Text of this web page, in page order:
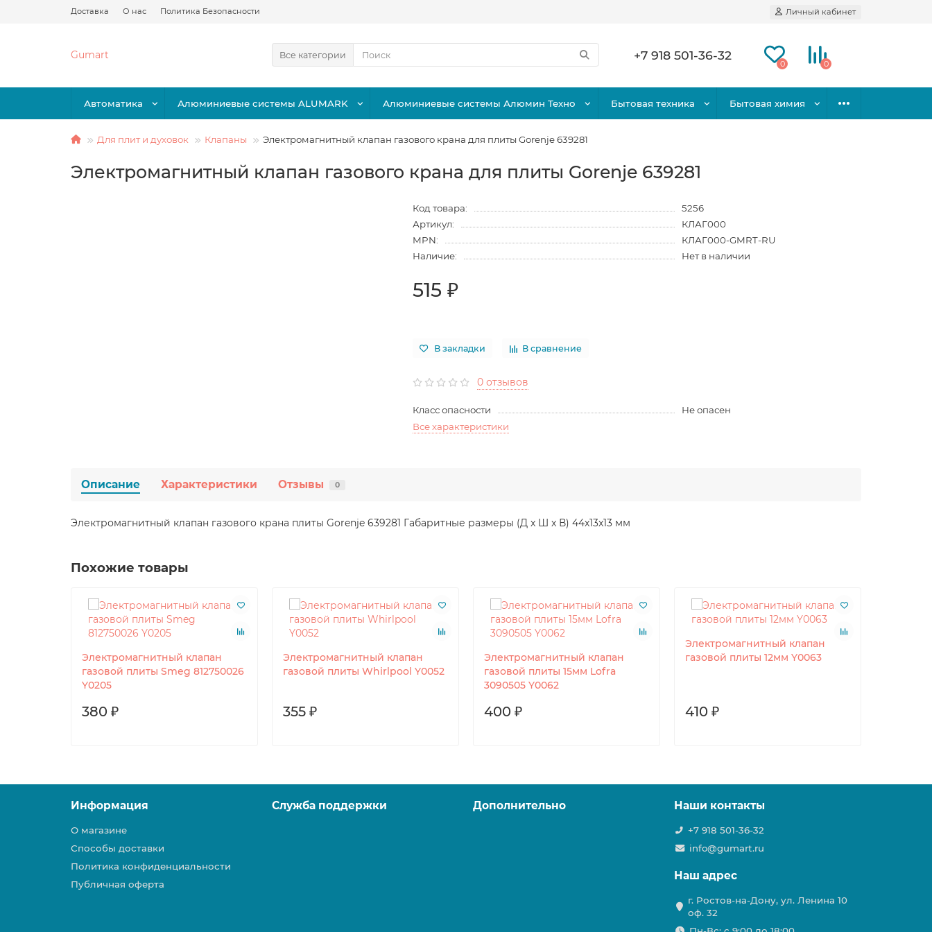
Доставка О нас Политика Безопасности Личный кабинет
Gumart Все категории +7 918 501-36-32
0 0
Автоматика Алюминиевые системы ALUMARK Алюминиевые системы Алюмин Техно Бытовая техника Бытовая химия
Для плит и духовок Клапаны Электромагнитный клапан газового крана для плиты Gorenje 639281
Электромагнитный клапан газового крана для плиты Gorenje 639281
Код товара:
5256
Артикул:
КЛАГ000
MPN:
КЛАГ000-GMRT-RU
Наличие:
Нет в наличии
515 ₽
В закладки В сравнение
0 отзывов
Класс опасности
Не опасен
Все характеристики
Описание Характеристики Отзывы 0
Электромагнитный клапан газового крана плиты Gorenje 639281 Габаритные размеры (Д x Ш x В) 44x13x13 мм
Похожие товары
Электромагнитный клапан
газовой плиты Smeg 812750026
Y0205
380 ₽
Электромагнитный клапан
газовой плиты Whirlpool Y0052
355 ₽
Электромагнитный клапан
газовой плиты 15мм Lofra
3090505 Y0062
400 ₽
Электромагнитный клапан
газовой плиты 12мм Y0063
410 ₽
Информация
О магазине
Способы доставки
Политика конфиденциальности
Публичная оферта
Служба поддержки Дополнительно Наши контакты
+7 918 501-36-32
info@gumart.ru
Наш адрес
г. Ростов-на-Дону, ул. Ленина 10
оф. 32